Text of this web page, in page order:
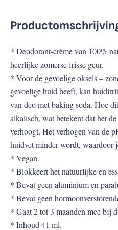
* Deodorant-crème van 100%
heerlijke zomerse frisse geur.
* Voor de gevoelige oksels –
gevoelige huid heeft, kan
van deo met baking soda. Hoe
alkalisch, wat betekent dat het
verhoogt. Het verhogen van de
huidvet minder wordt, waardoor
* Vegan.
* Blokkeert het natuurlijke en
* Bevat geen aluminium en
* Bevat geen
* Gaat 2 tot 3 maanden mee bij
* Inhoud 41 ml.